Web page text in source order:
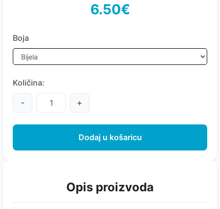
6.50€
Boja
Količina:
- +
Dodaj u košaricu
Opis proizvoda